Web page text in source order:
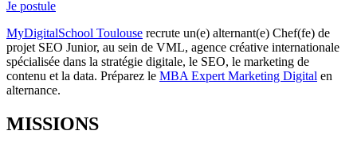
Je postule
MyDigitalSchool Toulouse recrute un(e) alternant(e) Chef(fe) de
projet SEO Junior, au sein de VML, agence créative internationale
spécialisée dans la stratégie digitale, le SEO, le marketing de
contenu et la data. Préparez le MBA Expert Marketing Digital en
alternance.
MISSIONS